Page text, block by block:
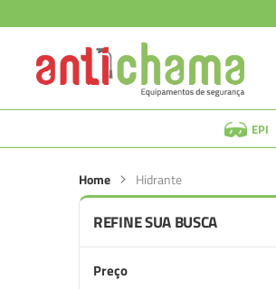
EPI
Home Hidrante
REFINE SUA BUSCA
Preço